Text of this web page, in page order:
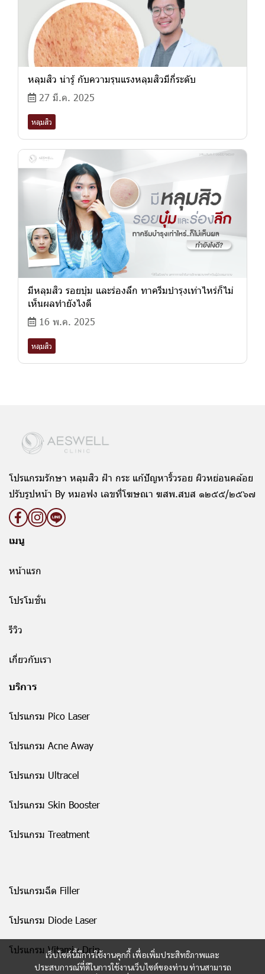
หลุมสิว น่ารู้ กับความรุนแรงหลุมสิวมีกี่ระดับ
27 มี.ค. 2025
หลุมสิว
มีหลุมสิว รอยบุ๋ม และร่องลึก ทาครีมบำรุงเท่าไหร่ก็ไม่
เห็นผลทำยังไงดี
16 พ.ค. 2025
หลุมสิว
เว็บไซต์นี้มีการใช้งานคุกกี้ เพื่อเพิ่มประสิทธิภาพและ
ประสบการณ์ที่ดีในการใช้งานเว็บไซต์ของท่าน ท่านสามารถ
โปรแกรมรักษา หลุมสิว ฝ้า กระ แก้ปัญหาริ้วรอย ผิวหย่อนคล้อย
ปรับรูปหน้า By หมอฟง เลขที่โฆษณา ฆสพ.สบส ๑๒๕๕/๒๕๖๗
เมนู
หน้าแรก
โปรโมชั่น
รีวิว
เกี่ยวกับเรา
บริการ
โปรแกรม Pico Laser
โปรแกรม Acne Away
โปรแกรม Ultracel
โปรแกรม Skin Booster
โปรแกรม Treatment
โปรแกรมฉีด Filler
โปรแกรม Diode Laser
โปรแกรม Vitamin Drip